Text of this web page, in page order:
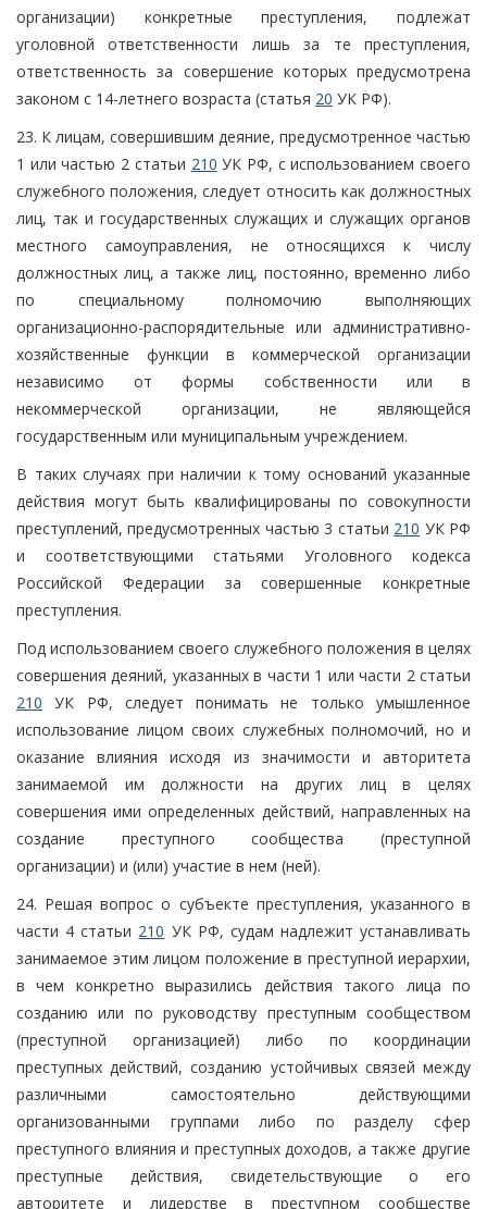
организации) конкретные преступления, подлежат
уголовной ответственности лишь за те преступления,
ответственность за совершение которых предусмотрена
законом с 14-летнего возраста (статья 20 УК РФ).
23. К лицам, совершившим деяние, предусмотренное частью
1 или частью 2 статьи 210 УК РФ, с использованием своего
служебного положения, следует относить как должностных
лиц, так и государственных служащих и служащих органов
местного самоуправления, не относящихся к числу
должностных лиц, а также лиц, постоянно, временно либо
по специальному полномочию выполняющих
организационно-распорядительные или административно-
хозяйственные функции в коммерческой организации
независимо от формы собственности или в
некоммерческой организации, не являющейся
государственным или муниципальным учреждением.
В таких случаях при наличии к тому оснований указанные
действия могут быть квалифицированы по совокупности
преступлений, предусмотренных частью 3 статьи 210 УК РФ
и соответствующими статьями Уголовного кодекса
Российской Федерации за совершенные конкретные
преступления.
Под использованием своего служебного положения в целях
совершения деяний, указанных в части 1 или части 2 статьи
210 УК РФ, следует понимать не только умышленное
использование лицом своих служебных полномочий, но и
оказание влияния исходя из значимости и авторитета
занимаемой им должности на других лиц в целях
совершения ими определенных действий, направленных на
создание преступного сообщества (преступной
организации) и (или) участие в нем (ней).
24. Решая вопрос о субъекте преступления, указанного в
части 4 статьи 210 УК РФ, судам надлежит устанавливать
занимаемое этим лицом положение в преступной иерархии,
в чем конкретно выразились действия такого лица по
созданию или по руководству преступным сообществом
(преступной организацией) либо по координации
преступных действий, созданию устойчивых связей между
различными самостоятельно действующими
организованными группами либо по разделу сфер
преступного влияния и преступных доходов, а также другие
преступные действия, свидетельствующие о его
авторитете и лидерстве в преступном сообществе